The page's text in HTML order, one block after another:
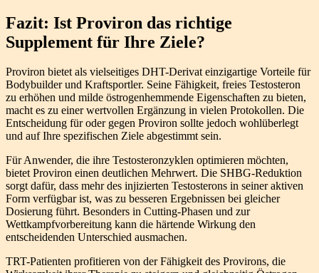
Fazit: Ist Proviron das richtige
Supplement für Ihre Ziele?
Proviron bietet als vielseitiges DHT-Derivat einzigartige Vorteile für
Bodybuilder und Kraftsportler. Seine Fähigkeit, freies Testosteron
zu erhöhen und milde östrogenhemmende Eigenschaften zu bieten,
macht es zu einer wertvollen Ergänzung in vielen Protokollen. Die
Entscheidung für oder gegen Proviron sollte jedoch wohlüberlegt
und auf Ihre spezifischen Ziele abgestimmt sein.
Für Anwender, die ihre Testosteronzyklen optimieren möchten,
bietet Proviron einen deutlichen Mehrwert. Die SHBG-Reduktion
sorgt dafür, dass mehr des injizierten Testosterons in seiner aktiven
Form verfügbar ist, was zu besseren Ergebnissen bei gleicher
Dosierung führt. Besonders in Cutting-Phasen und zur
Wettkampfvorbereitung kann die härtende Wirkung den
entscheidenden Unterschied ausmachen.
TRT-Patienten profitieren von der Fähigkeit des Provirons, die